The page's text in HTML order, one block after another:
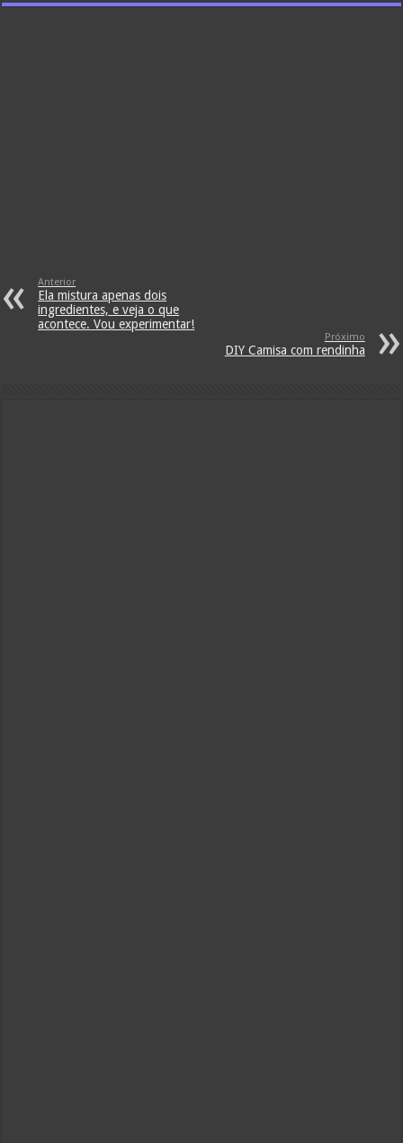
Anterior
Ela mistura apenas dois
ingredientes, e veja o que
acontece. Vou experimentar!
Próximo
DIY Camisa com rendinha